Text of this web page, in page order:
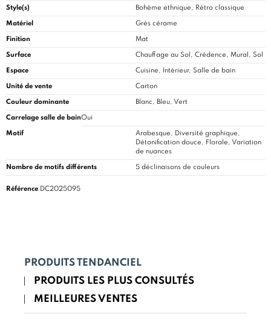
Style(s) Bohème ethnique, Rétro classique
Matériel Grès cérame
Finition Mat
Surface Chauffage au Sol, Crédence, Mural, Sol
Espace Cuisine, Intérieur, Salle de bain
Unité de vente Carton
Couleur dominante Blanc, Bleu, Vert
Carrelage salle de bainOui
Motif
Arabesque, Diversité graphique,
Détonification douce, Florale, Variation
de nuances
Nombre de motifs différents 5 déclinaisons de couleurs
Référence DC2025095
PRODUITS TENDANCIEL
PRODUITS LES PLUS CONSULTÉS
MEILLEURES VENTES